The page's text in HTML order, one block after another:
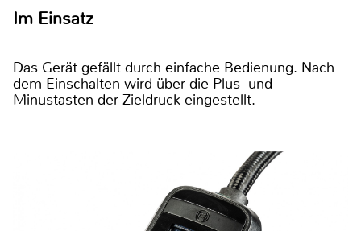
Im Einsatz
Das Gerät gefällt durch einfache Bedienung. Nach
dem Einschalten wird über die Plus- und
Minustasten der Zieldruck eingestellt.